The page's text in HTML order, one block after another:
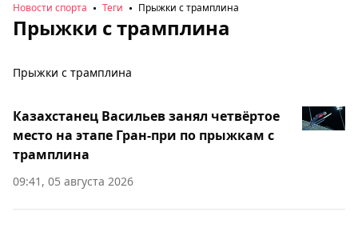
Новости спорта Теги Прыжки с трамплина
Прыжки с трамплина
Прыжки с трамплина
Казахстанец Васильев занял четвёртое
место на этапе Гран-при по прыжкам с
трамплина
09:41, 05 августа 2026